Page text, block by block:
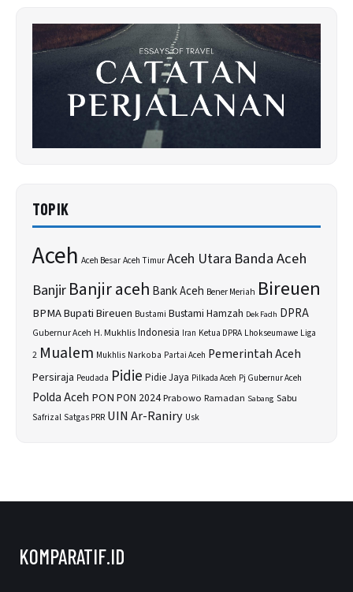
TOPIK
Aceh Aceh BesarAceh TimurAceh Utara Banda Aceh
BanjirBanjir aceh Bank Aceh Bener Meriah Bireuen
BPMABupati Bireuen Bustami Bustami Hamzah Dek Fadh DPRA
Gubernur Aceh H. MukhlisIndonesia Iran Ketua DPRA Lhokseumawe Liga
2 Mualem Mukhlis Narkoba Partai Aceh Pemerintah Aceh
Persiraja Peudada Pidie Pidie Jaya Pilkada Aceh Pj Gubernur Aceh
Polda Aceh PON PON 2024Prabowo Ramadan Sabang Sabu
SafrizalSatgas PRR UIN Ar-Raniry Usk
KOMPARATIF.ID